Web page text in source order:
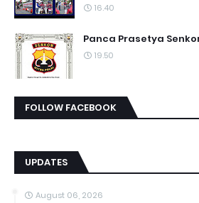
16.40
Panca Prasetya
19.50
FOLLOW FACEBOOK
UPDATES
August 06, 2026